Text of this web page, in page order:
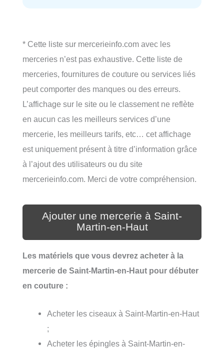
* Cette liste sur mercerieinfo.com avec les
merceries n’est pas exhaustive. Cette liste de
merceries, fournitures de couture ou services liés
peut comporter des manques ou des erreurs.
L’affichage sur le site ou le classement ne reflète
en aucun cas les meilleurs services d’une
mercerie, les meilleurs tarifs, etc… cet affichage
est uniquement présent à titre d’information grâce
à l’ajout des utilisateurs ou du site
mercerieinfo.com. Merci de votre compréhension.
Ajouter une mercerie à Saint-
Martin-en-Haut
Les matériels que vous devrez acheter à la
mercerie de Saint-Martin-en-Haut pour débuter
en couture :
Acheter les ciseaux à Saint-Martin-en-Haut
;
Acheter les épingles à Saint-Martin-en-